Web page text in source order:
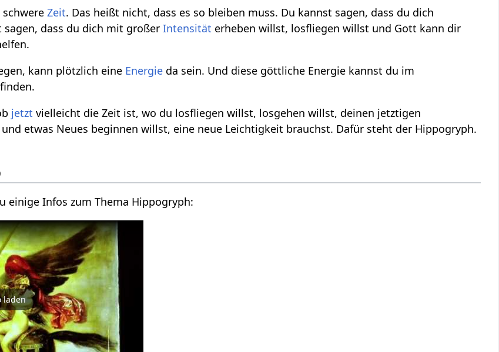
schwereZeit. Das heißt nicht, dass es so bleiben muss. Du kannst sagen, dass du dich
dass du dich mit großerIntensität erheben willst, losfliegen willst und Gott kann dir
kann plötzlich eine Energie da sein. Und diese göttliche Energie kannst du im
jetzt vielleicht die Zeit ist, wo du losfliegen willst, losgehen willst, deinen jetztigen
etwas Neues beginnen willst, eine neue Leichtigkeit brauchst. Dafür steht der Hippogryph.
einige Infos zum Thema Hippogryph:
laden